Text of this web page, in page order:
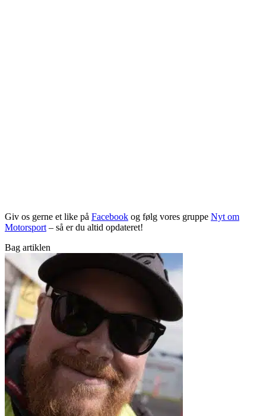
Giv os gerne et like på Facebook og følg vores gruppe Nyt om
Motorsport– så er du altid opdateret!
Bag artiklen